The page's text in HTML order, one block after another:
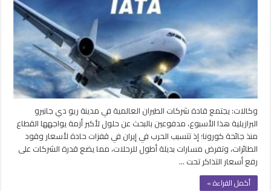
الأجواء..
تحديات
كبرى
تواجه
اجتماع
“إياتا”
السنوي
مغلقة
وكالات: يجتمع قادة شركات الطيران العالمية في مدينة ريو دي جانيرو
البرازيلية هذا الأسبوع، مدفوعين بالبحث عن حلول لأكبر أزمة يواجهها القطاع
منذ جائحة كورونا؛ إذ تتسبب الحرب في إيران في قفزات حادة لأسعار وقود
الطائرات، وتفرض مسارات بديلة أطول للرحلات، مما يضع قدرة الشركات على
رفع أسعار التذاكر تحت …
أكمل القراءة »